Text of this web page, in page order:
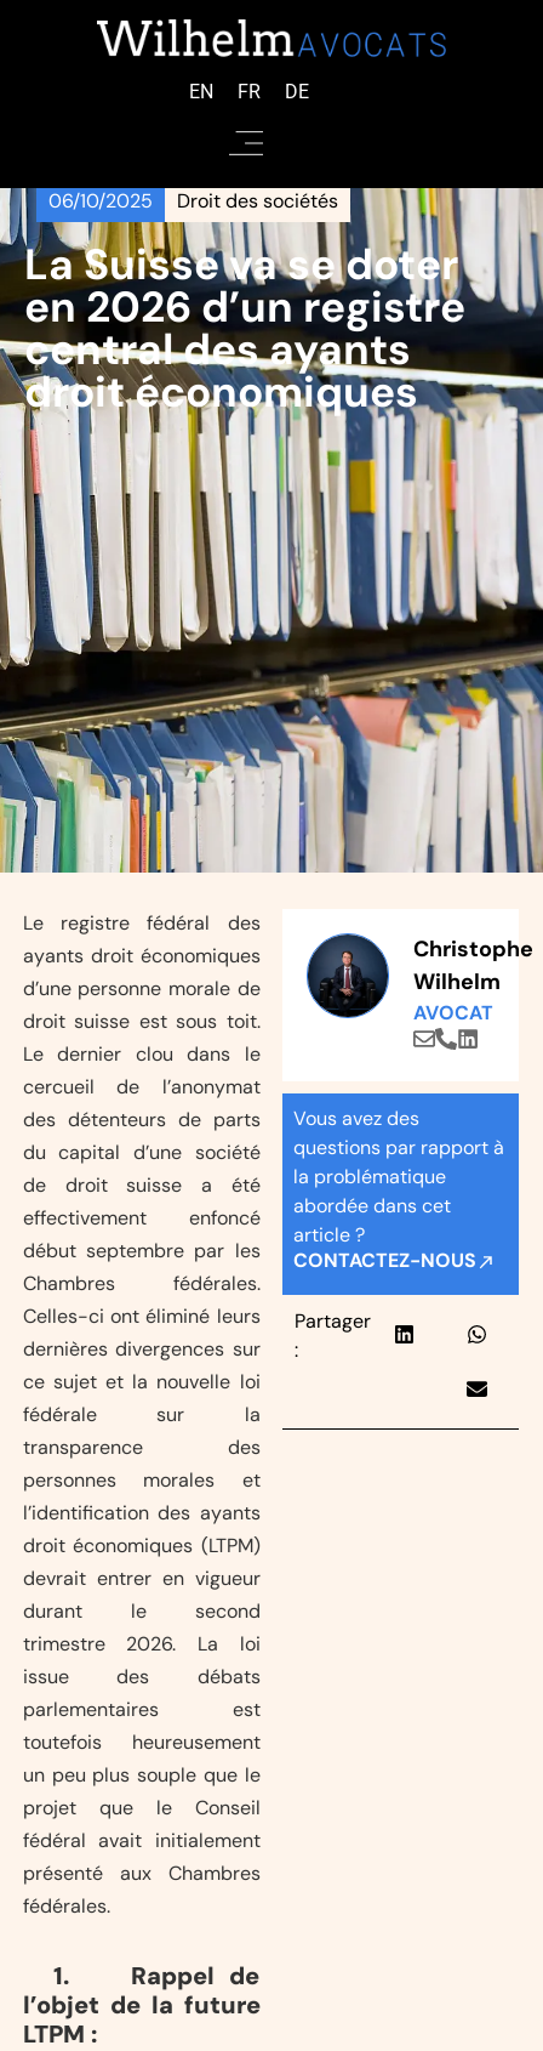
EN FR DE
06/10/2025 Droit des sociétés
La Suisse va se doter
en 2026 d’un registre
central des ayants
droit économiques
Le registre fédéral des
ayants droit économiques
d’une personne morale de
droit suisse est sous toit.
Le dernier clou dans le
cercueil de l’anonymat
des détenteurs de parts
du capital d’une société
de droit suisse a été
effectivement enfoncé
début septembre par les
Chambres fédérales.
Celles-ci ont éliminé leurs
dernières divergences sur
ce sujet et la nouvelle loi
fédérale sur la
transparence des
personnes morales et
l’identification des ayants
droit économiques (LTPM)
devrait entrer en vigueur
durant le second
trimestre 2026. La loi
issue des débats
parlementaires est
toutefois heureusement
un peu plus souple que le
projet que le Conseil
fédéral avait initialement
présenté aux Chambres
fédérales.
1. Rappel de
l’objet de la future
LTPM :
Christophe
Wilhelm
AVOCAT
Vous avez des
questions par rapport à
la problématique
abordée dans cet
article ?
CONTACTEZ-NOUS
Partager
: